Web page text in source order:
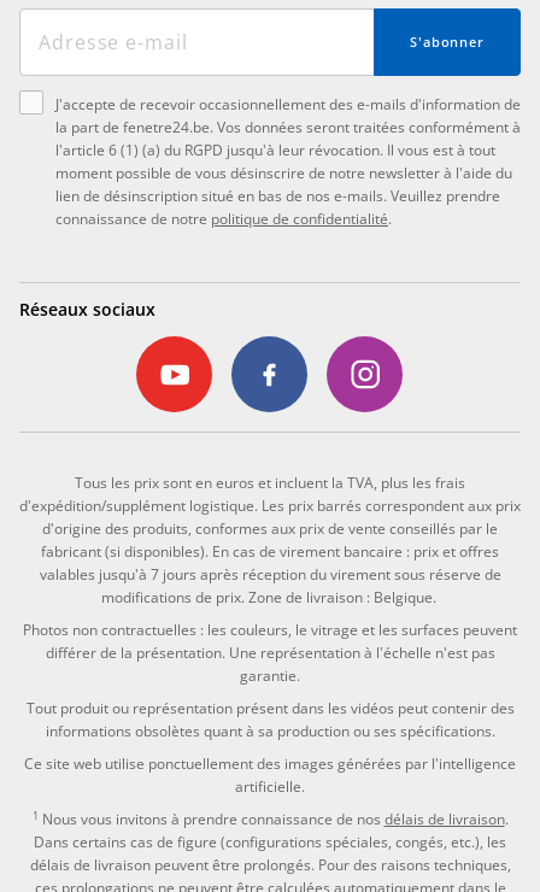
S'abonner
J'accepte de recevoir occasionnellement des e-mails d'information de
la part de fenetre24.be. Vos données seront traitées conformément à
l'article 6 (1) (a) du RGPD jusqu'à leur révocation. Il vous est à tout
moment possible de vous désinscrire de notre newsletter à l'aide du
lien de désinscription situé en bas de nos e-mails. Veuillez prendre
connaissance de notre politique de confidentialité.
Réseaux sociaux
Tous les prix sont en euros et incluent la TVA, plus les frais
d'expédition/supplément logistique. Les prix barrés correspondent aux prix
d'origine des produits, conformes aux prix de vente conseillés par le
fabricant (si disponibles). En cas de virement bancaire : prix et offres
valables jusqu'à 7 jours après réception du virement sous réserve de
modifications de prix. Zone de livraison : Belgique.
Photos non contractuelles : les couleurs, le vitrage et les surfaces peuvent
différer de la présentation. Une représentation à l'échelle n'est pas
garantie.
Tout produit ou représentation présent dans les vidéos peut contenir des
informations obsolètes quant à sa production ou ses spécifications.
Ce site web utilise ponctuellement des images générées par l'intelligence
artificielle.
1 Nous vous invitons à prendre connaissance de nos délais de livraison.
Dans certains cas de figure (configurations spéciales, congés, etc.), les
délais de livraison peuvent être prolongés. Pour des raisons techniques,